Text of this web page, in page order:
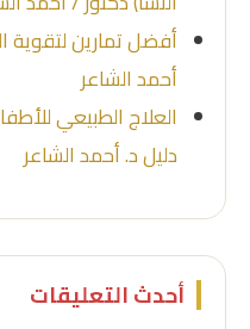
أفضل تمارين لتقوية
أحمد الشاعر
العلاج الطبيعي
دليل د. أحمد الشاعر
أحدث التعليقات